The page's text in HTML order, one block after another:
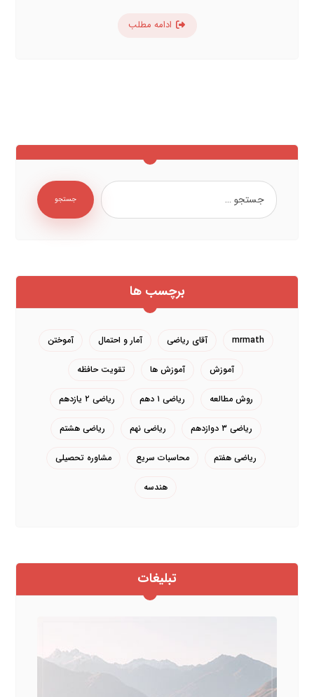
ادامه مطلب
جستجو
برچسب ها
mrmath آقای ریاضی آمار و احتمال آموختن
آموزش آموزش ها تقویت حافظه
روش مطالعه ریاضی ۱ دهم ریاضی ۲ یازدهم
ریاضی ۳ دوازدهم ریاضی نهم ریاضی هشتم
ریاضی هفتم محاسبات سریع مشاوره تحصیلی
هندسه
تبلیغات